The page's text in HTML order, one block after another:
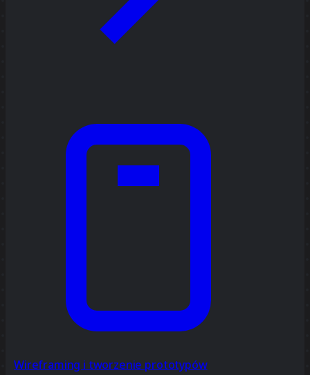
Wireframing i tworzenie prototypów